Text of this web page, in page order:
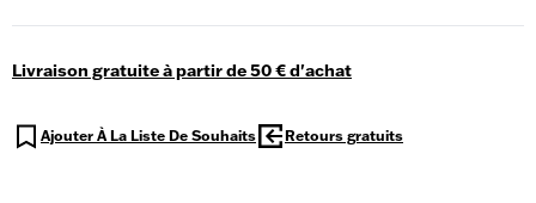
Livraison gratuite à partir de 50 € d'achat
Ajouter À La Liste De Souhaits Retours gratuits